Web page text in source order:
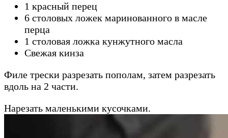
1 красный перец
6 столовых ложек маринованного в масле
перца
1 столовая ложка кунжутного масла
Свежая кинза
Филе трески разрезать пополам, затем разрезать
вдоль на 2 части.
Нарезать маленькими кусочками.